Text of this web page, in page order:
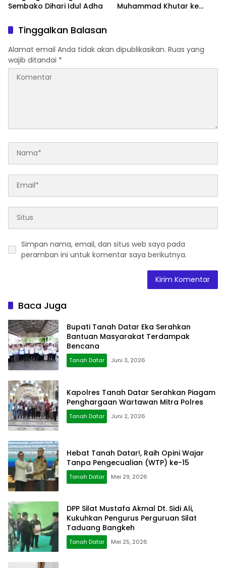
Sembako Dihari Idul Adha
Muhammad Khutar ke
Tinggalkan Balasan
Alamat email Anda tidak akan dipublikasikan. Ruas yang
wajib ditandai *
Simpan nama, email, dan situs web saya pada
peramban ini untuk komentar saya berikutnya.
Baca Juga
Bupati Tanah Datar Eka Serahkan
Bantuan Masyarakat Terdampak
Bencana
Tanah Datar Juni 3, 2026
Kapolres Tanah Datar Serahkan Piagam
Penghargaan Wartawan Mitra Polres
Tanah Datar Juni 2, 2026
Hebat Tanah Datar!, Raih Opini Wajar
Tanpa Pengecualian (WTP) ke-15
Tanah Datar Mei 29, 2026
DPP Silat Mustafa Akmal Dt. Sidi Ali,
Kukuhkan Pengurus Perguruan Silat
Taduang Bangkeh
Tanah Datar Mei 25, 2026